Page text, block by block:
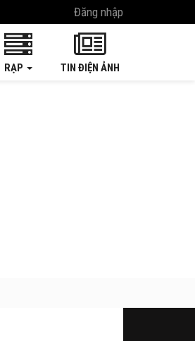
Đăng nhập
RẠP TIN ĐIỆN ẢNH